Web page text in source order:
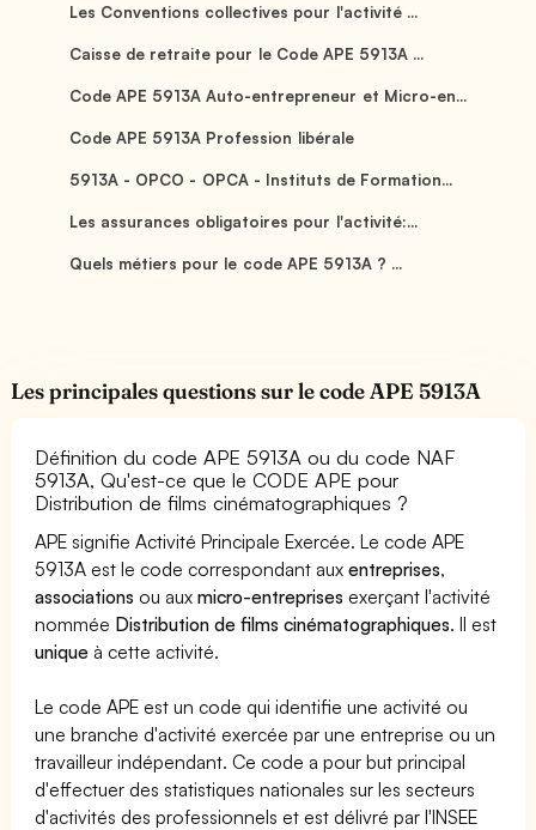
Les Conventions collectives pour l'activité ...
Caisse de retraite pour le Code APE 5913A ...
Code APE 5913A Auto-entrepreneur et Micro-en...
Code APE 5913A Profession libérale
5913A - OPCO - OPCA - Instituts de Formation...
Les assurances obligatoires pour l'activité:...
Quels métiers pour le code APE 5913A ? ...
Les principales questions sur le code APE 5913A
Définition du code APE 5913A ou du code NAF
5913A, Qu'est-ce que le CODE APE pour
Distribution de films cinématographiques ?
APE signifie Activité Principale Exercée. Le code APE
5913A est le code correspondant auxentreprises,
associations ou auxmicro-entreprises exerçant l'activité
nommée Distribution de films cinématographiques. Il est
unique à cette activité.
Le code APE est un code qui identifie une activité ou
une branche d'activité exercée par une entreprise ou un
travailleur indépendant. Ce code a pour but principal
d'effectuer des statistiques nationales sur les secteurs
d'activités des professionnels et est délivré par l'INSEE